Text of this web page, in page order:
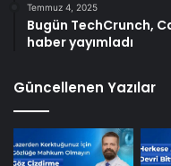
Temmuz 4, 2025
Bugün TechCrunch,
haber yayımladı
Güncellenen Yazılar